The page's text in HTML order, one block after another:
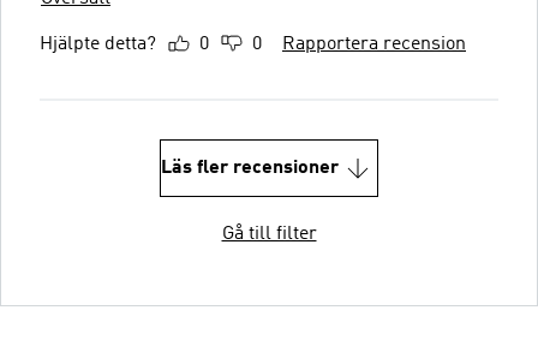
Hjälpte detta? 0 0 Rapportera recension
Läs fler recensioner
Gå till filter